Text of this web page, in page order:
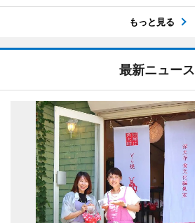
もっと見る
最新ニュース